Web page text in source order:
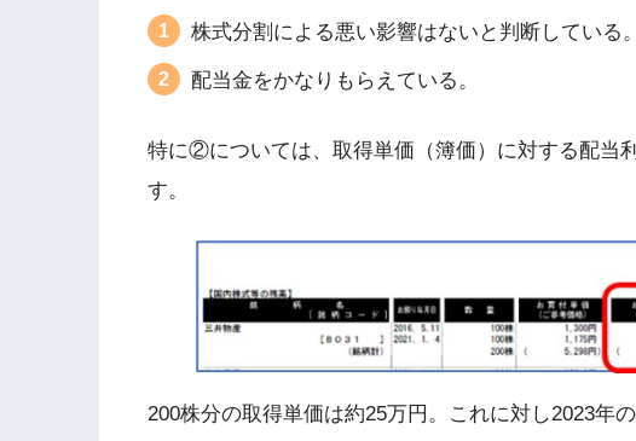
株式分割による悪い影響はないと判断している。
配当金をかなりもらえている。
特に②については、取得単価（簿価）に対する配当
す。
200株分の取得単価は約25万円。これに対し2023年